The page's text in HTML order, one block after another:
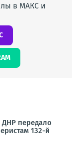
в МАКС и
ДНР передало
132-й